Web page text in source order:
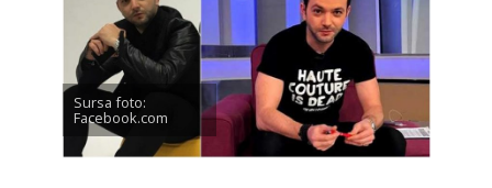
Sursa foto:
Facebook.com